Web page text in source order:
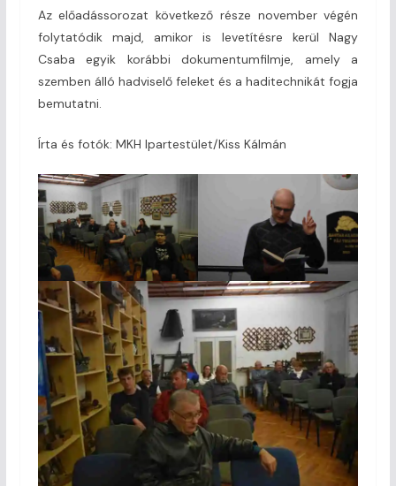
Az előadássorozat következő része november végén
folytatódik majd, amikor is levetítésre kerül Nagy
Csaba egyik korábbi dokumentumfilmje, amely a
szemben álló hadviselő feleket és a haditechnikát fogja
bemutatni.
Írta és fotók: MKH Ipartestület/Kiss Kálmán